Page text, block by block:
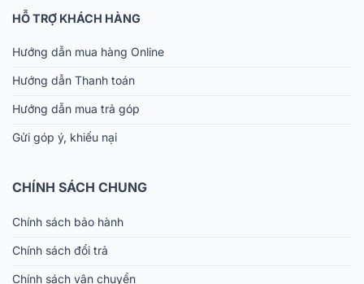
HỖ TRỢ KHÁCH HÀNG
Hướng dẫn mua hàng Online
Hướng dẫn Thanh toán
Hướng dẫn mua trả góp
Gửi góp ý, khiếu nại
CHÍNH SÁCH CHUNG
Chính sách bảo hành
Chính sách đổi trả
Chính sách vận chuyển